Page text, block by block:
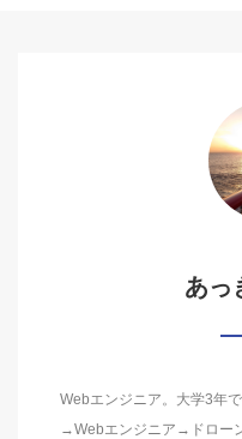
あっ
Webエンジニア。大学3年
→Webエンジニア→ドロー